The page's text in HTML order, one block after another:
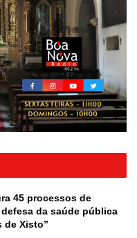
45 processos de
da saúde pública
de Xisto”